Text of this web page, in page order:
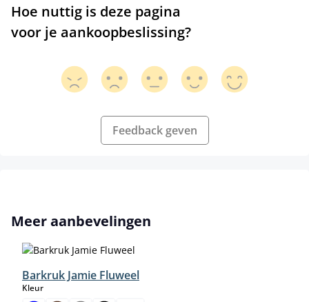
Hoe nuttig is deze pagina
voor je aankoopbeslissing?
Feedback geven
Productgalerij overslaan
Meer aanbevelingen
Barkruk Jamie Fluweel
Kleurselect